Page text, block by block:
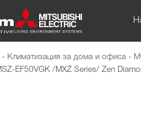
- Климатизация за дома и офиса -
EF50VGK /MXZ Series/ Zen